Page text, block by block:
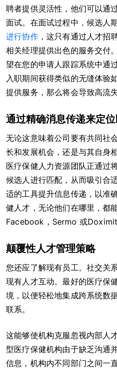
聘者提供灵活性，他们可以通
面试。在面试过程中，候选人
进行协作，这只有通过人才招
相关经理提供出色的服务交付
望在您的申请人跟踪系统中通
入职期间获得类似的无缝体验
提供服务，那么将会导致高流
通过精确消息传递来定
无论这意味着公司要有共同社
长和发展机会，还是与其自身
医疗保健人力资源团队正通过
候选人进行匹配，从而吸引合
适的工具提升信息传递，以准
健人才，无论他们在哪里，都
Facebook，Sermo 或
颠覆性人才管理策略
您还应了解现有员工。社交关
现有人才互动。最好的医疗保
境，以便轻松地集成跨系统数
联系。
这能够使机构克服忽视内部人
型医疗保健机构由于缺乏沟通
信息，机构内不同部门之间一